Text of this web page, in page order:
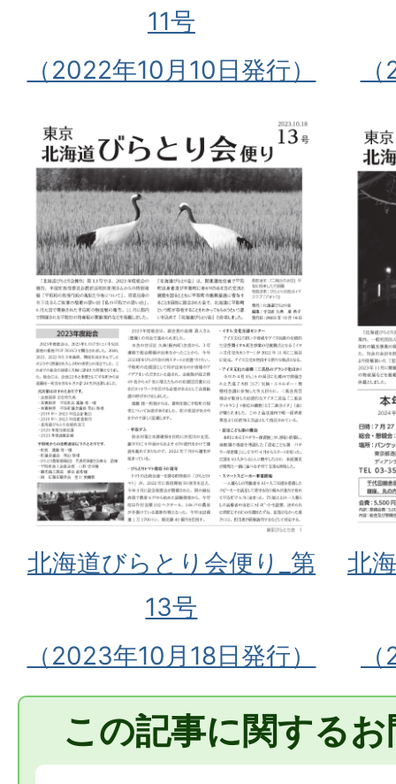
11号
（2022年10月10日発行）
北海道びらとり会便り_第
13号
（2023年10月18日発行）
北
この記事に関する